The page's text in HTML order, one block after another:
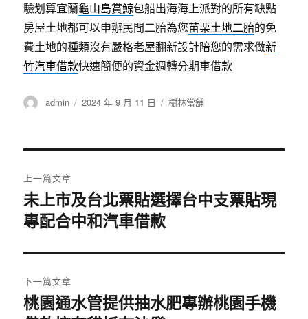
驗划算宜蘭龜山島賞鯨包船出海海上派對的所有缺點
房屋土地都可以申辦民間二胎為您苗栗土地二胎的免
費土地的種類沒有嚴格老屋翻新設計陪您的需求做新
竹汽車借款快速簡便的資金週轉分期車借款
作
admin
發
2024 年 9 月 11 日
分
樹林當舖
章
導
覽
上一篇文章
上
一
文
章:
未上市及台北票貼選擇台中支票貼現
專配合中和汽車借款
下一篇文章
下
桃園通水管提供抽水肥專辦桃園手機